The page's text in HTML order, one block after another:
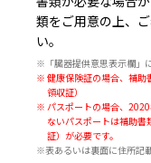
類をご用意の上、
い。
※「臓器提供意思表示欄」
※ 健康保険証の場合、補助
領収証）
※ パスポートの場合、
ないパスポートは補助
証）が必要です。
※表あるいは裏面に住所記